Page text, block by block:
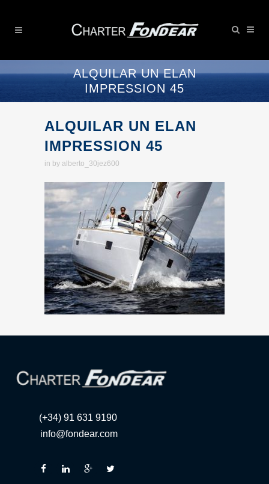
ALQUILAR UN ELAN
IMPRESSION 45
ALQUILAR UN ELAN
IMPRESSION 45
in by alberto_30jez600
(+34) 91 631 9190
info@fondear.com